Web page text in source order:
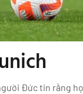
Đức tin rằng